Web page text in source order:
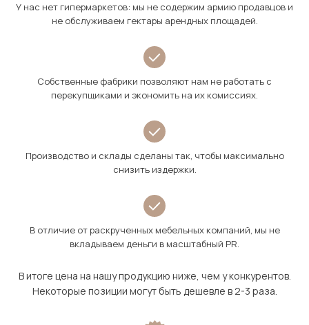
У нас нет гипермаркетов: мы не содержим армию продавцов и
не обслуживаем гектары арендных площадей.
Собственные фабрики позволяют нам не работать с
перекупщиками и экономить на их комиссиях.
Производство и склады сделаны так, чтобы максимально
снизить издержки.
В отличие от раскрученных мебельных компаний, мы не
вкладываем деньги в масштабный PR.
В итоге цена на нашу продукцию ниже, чем у конкурентов.
Некоторые позиции могут быть дешевле в 2-3 раза.